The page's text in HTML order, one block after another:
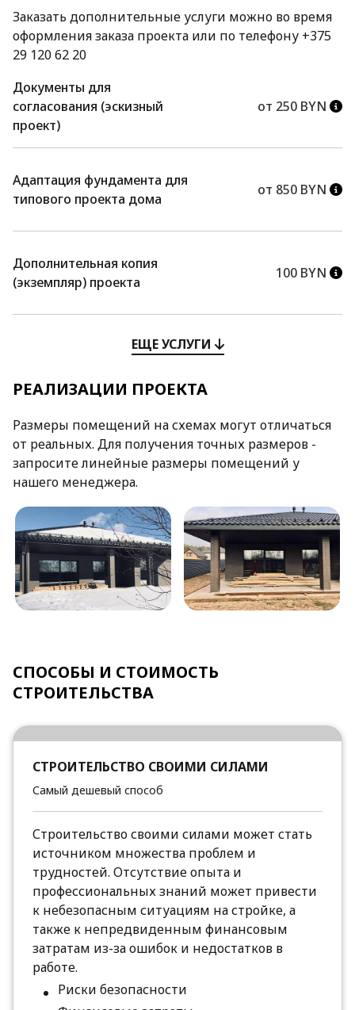
Заказать дополнительные услуги можно во время
оформления заказа проекта или по телефону +375
29 120 62 20
Документы для
согласования (эскизный
проект)
от 250 BYN
Адаптация фундамента для
типового проекта дома
от 850 BYN
Дополнительная копия
(экземпляр) проекта
100 BYN
ЕЩЕ УСЛУГИ
РЕАЛИЗАЦИИ ПРОЕКТА
Размеры помещений на схемах могут отличаться
от реальных. Для получения точных размеров -
запросите линейные размеры помещений у
нашего менеджера.
СПОСОБЫ И СТОИМОСТЬ
СТРОИТЕЛЬСТВА
СТРОИТЕЛЬСТВО СВОИМИ СИЛАМИ
Самый дешевый способ
Строительство своими силами может стать
источником множества проблем и
трудностей. Отсутствие опыта и
профессиональных знаний может привести
к небезопасным ситуациям на стройке, а
также к непредвиденным финансовым
затратам из-за ошибок и недостатков в
работе.
Риски безопасности